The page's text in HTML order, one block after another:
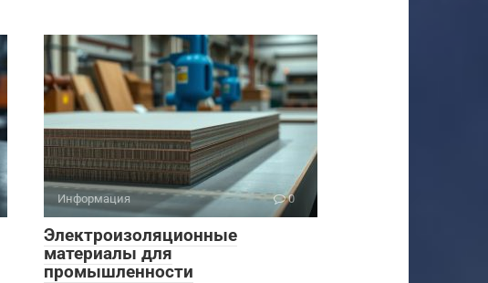
Информация 0
Электроизоляционные
материалы для
промышленности